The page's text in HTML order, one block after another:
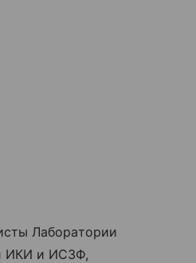
Лаборатории
ИКИ и ИСЗФ,